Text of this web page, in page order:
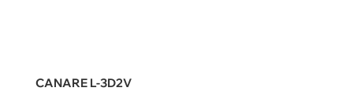
CANARE L-3D2V